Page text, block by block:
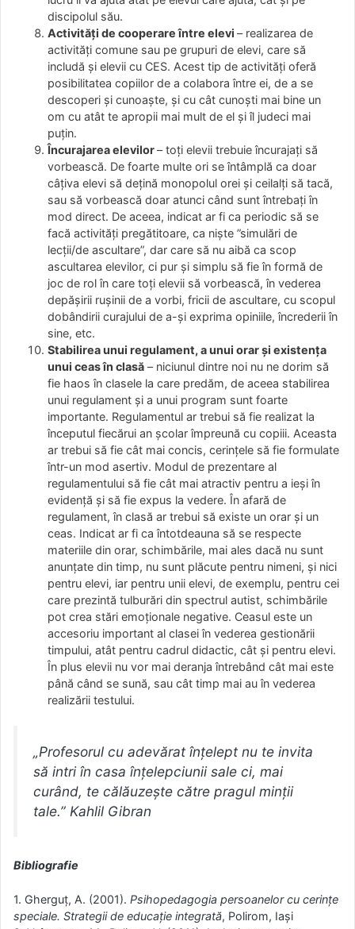
discipolul său.
Activități de cooperare între elevi– realizarea de
activități comune sau pe grupuri de elevi, care să
includă și elevii cu CES. Acest tip de activități oferă
posibilitatea copiilor de a colabora între ei, de a se
descoperi și cunoaște, și cu cât cunoști mai bine un
om cu atât te apropii mai mult de el și îl judeci mai
puțin.
Încurajarea elevilor– toți elevii trebuie încurajați să
vorbească. De foarte multe ori se întâmplă ca doar
câțiva elevi să dețină monopolul orei și ceilalți să tacă,
sau să vorbească doar atunci când sunt întrebați în
mod direct. De aceea, indicat ar fi ca periodic să se
facă activități pregătitoare, ca niște ”simulări de
lecții/de ascultare”, dar care să nu aibă ca scop
ascultarea elevilor, ci pur și simplu să fie în formă de
joc de rol în care toți elevii să vorbească, în vederea
depășirii rușinii de a vorbi, fricii de ascultare, cu scopul
dobândirii curajului de a-și exprima opiniile, încrederii în
sine, etc.
Stabilirea unui regulament, a unui orar și existența
unui ceas în clasă – niciunul dintre noi nu ne dorim să
fie haos în clasele la care predăm, de aceea stabilirea
unui regulament și a unui program sunt foarte
importante. Regulamentul ar trebui să fie realizat la
începutul fiecărui an școlar împreună cu copiii. Aceasta
ar trebui să fie cât mai concis, cerințele să fie formulate
într-un mod asertiv. Modul de prezentare al
regulamentului să fie cât mai atractiv pentru a ieși în
evidență și să fie expus la vedere. În afară de
regulament, în clasă ar trebui să existe un orar și un
ceas. Indicat ar fi ca întotdeauna să se respecte
materiile din orar, schimbările, mai ales dacă nu sunt
anunțate din timp, nu sunt plăcute pentru nimeni, și nici
pentru elevi, iar pentru unii elevi, de exemplu, pentru cei
care prezintă tulburări din spectrul autist, schimbările
pot crea stări emoționale negative. Ceasul este un
accesoriu important al clasei în vederea gestionării
timpului, atât pentru cadrul didactic, cât și pentru elevi.
În plus elevii nu vor mai deranja întrebând cât mai este
până când se sună, sau cât timp mai au în vederea
realizării testului.
„Profesorul cu adevărat înțelept nu te invita
să intri în casa înțelepciunii sale ci, mai
curând, te călăuzește către pragul minții
tale.” Kahlil Gibran
Bibliografie
1. Gherguţ, A. (2001). Psihopedagogia persoanelor cu cerinţe
speciale. Strategii de educaţie integrată, Polirom, Iaşi